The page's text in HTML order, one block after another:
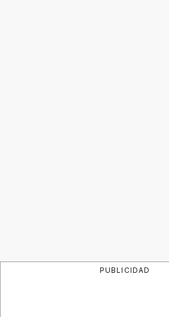
PUBLICIDAD